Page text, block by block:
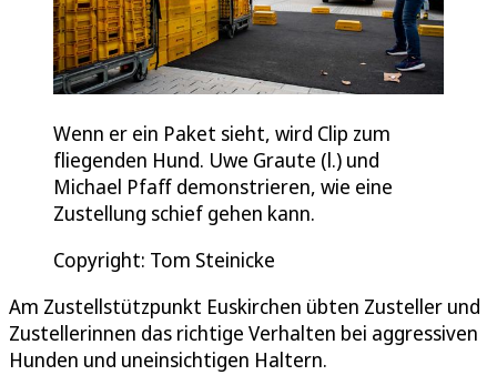
Wenn er ein Paket sieht, wird Clip zum
fliegenden Hund. Uwe Graute (l.) und
Michael Pfaff demonstrieren, wie eine
Zustellung schief gehen kann.
Copyright: Tom Steinicke
Am Zustellstützpunkt Euskirchen übten Zusteller und
Zustellerinnen das richtige Verhalten bei aggressiven
Hunden und uneinsichtigen Haltern.